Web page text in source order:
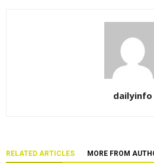
dailyinfo
RELATED ARTICLES
MORE FROM